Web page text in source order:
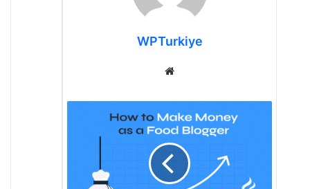
WPTurkiye